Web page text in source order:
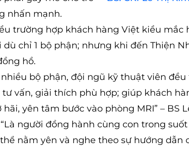
nhấn mạnh.
trường hợp khách hàng Việt kiều mắc
chỉ 1 bộ phận; nhưng khi đến Thiện
hồ.
nhiều bộ phận, đội ngũ kỹ thuật viên
vấn, giải thích phù hợp; giúp khách
yên tâm bước vào phòng MRI” – BS
“Là người đồng hành cùng con trong
nằm yên và nghe theo sự hướng dẫn